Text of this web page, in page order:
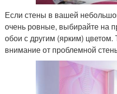
Если стены в вашей
очень ровные, выбирайте на
обои с другим (ярким) цветом.
внимание от проблемной